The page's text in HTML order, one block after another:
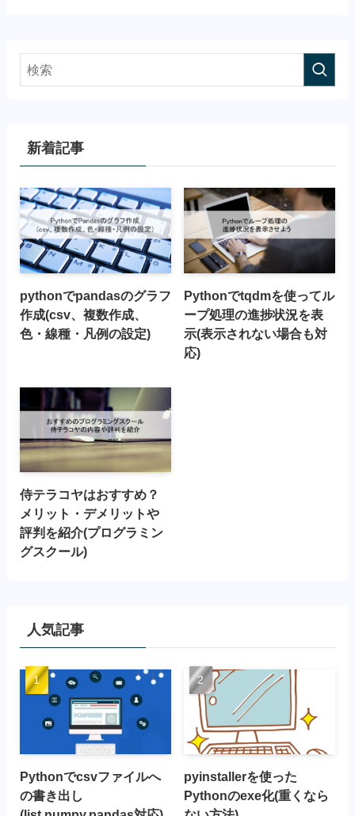
新着記事
pythonでpandasのグラフ
作成(csv、複数作成、
色・線種・凡例の設定)
Pythonでtqdmを使ってル
ープ処理の進捗状況を表
示(表示されない場合も対
応)
侍テラコヤはおすすめ？
メリット・デメリットや
評判を紹介(プログラミン
グスクール)
人気記事
Pythonでcsvファイルへ
の書き出し
pyinstallerを使った
Pythonのexe化(重くなら